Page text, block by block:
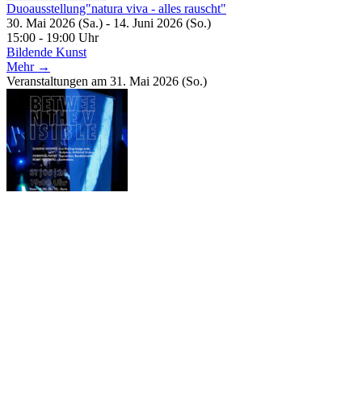
Duoausstellung"natura viva - alles rauscht"
30. Mai 2026 (Sa.) - 14. Juni 2026 (So.)
15:00 - 19:00 Uhr
Bildende Kunst
Mehr →
Veranstaltungen am 31. Mai 2026 (So.)